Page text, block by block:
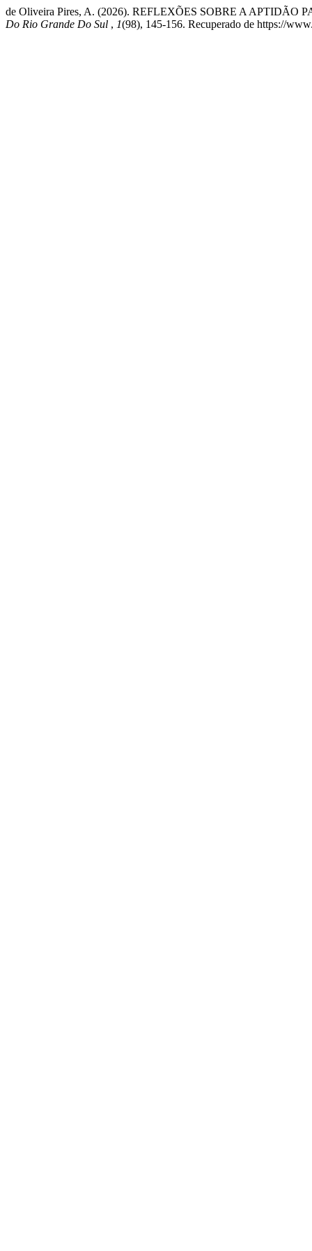
de Oliveira Pires, A. (2026). REFLEXÕES SOBRE A
Do Rio Grande Do Sul , 1(98), 145-156. Recuperado de https://